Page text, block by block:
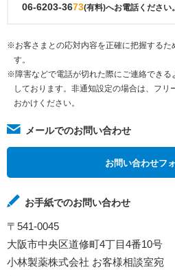
06-6203-3673(有料)へお電話ください。
※お客さまとの応対内容を正確に把握するた
す。
※障害などで電話が切れた際にご連絡できる
しております。非通知設定の場合は、フ
おかけください。
メールでのお問い合わせ
お問い合わせフ
お手紙でのお問い合わせ
〒541-0045
大阪市中央区道修町4丁目4番10号
小林製薬株式会社 お客様相談室宛